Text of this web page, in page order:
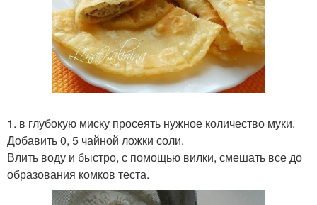
1. в глубокую миску просеять нужное количество муки.
Добавить 0, 5 чайной ложки соли.
Влить воду и быстро, с помощью вилки, смешать все до
образования комков теста.